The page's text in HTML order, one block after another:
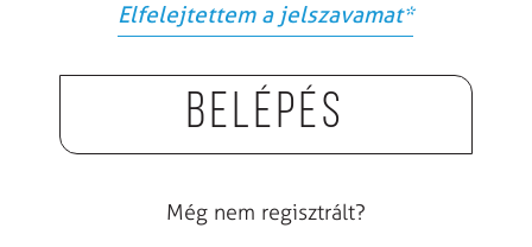
Elfelejtettem a jelszavamat*
Belépés
Még nem regisztrált?